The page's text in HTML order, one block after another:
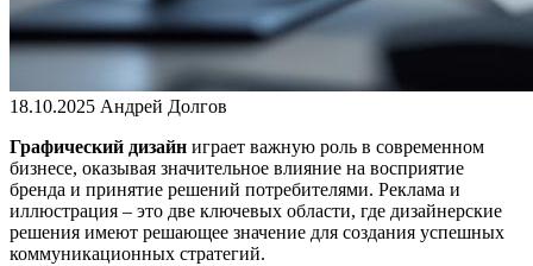
18.10.2025 Андрей Долгов
Графический дизайн играет важную роль в современном
бизнесе, оказывая значительное влияние на восприятие
бренда и принятие решений потребителями. Реклама и
иллюстрация – это две ключевых области, где дизайнерские
решения имеют решающее значение для создания успешных
коммуникационных стратегий.